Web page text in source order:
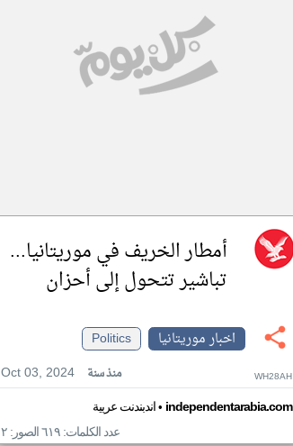
أمطار الخريف في موريتانيا...
تباشير تتحول إلى أحزان
اخبار موريتانيا
Politics
Oct 03, 2024
منذ سنة WH28AH
اندبندنت عربية• independentarabia.com
عدد الكلمات: ٦١٩ الصور: ٢